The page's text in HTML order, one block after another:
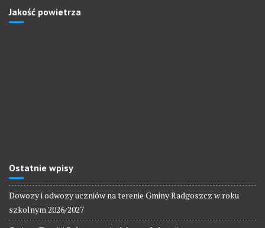
Jakość powietrza
Ostatnie wpisy
Dowozy i odwozy uczniów na terenie Gminy Radgoszcz w roku
szkolnym 2026/2027